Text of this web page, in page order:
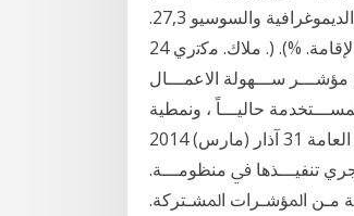
أھـم اﻟﻣؤﺷـرات اﻟدﯾﻣوﻏراﻓﯾﺔ واﻟﺳوﺳﯾو. -. اﻗﺗﺻﺎدﯾﺔ ﻟﻟﺳﮐﺎن أهـم المؤشـرات الديموغرافية والسوسيو 27,3.
14,1. ﺣﺿري. ﻗروي. اﻟﻣﺟﻣوع. ﺗوزﯾﻊ اﻷﺳر ﺣﺳب ﻧظﺎم ﺣﯾﺎزة اﻟﻣﺳﮐن ووﺳط اﻹﻗﺎﻣﺔ. %). (. ﻣﻼك. ﻣﮐﺗري 24
ﻣﺆﺷـــﺮ ﺳـــﻬﻮﻟﺔ اﻻﻋﻤـــﺎل
اﻟﻤﺴـــﺘﺨﺪﻣﺔ ﺣﺎﻟﻴـــﺎً ، وﻧﻤﻄﻴﺔ
أﺳـــﺎﻟﻴﺐ اﻹدارة ، وﺗﺮﻫﻞ اﻟﻤﻼك اﻹداري ﻏﻴﺮ 333. ﺳﺪ ﺣﺎﺟﺔ اﻟﺸﺮﻛﺔ اﻟﻌﺎﻣﺔ 31 آذار (مارس) 2014
ﺗﻨﻔﻴـــﺬﻫﺎ ﰲ ﻣﻨﻈﻮﻣـــﺔ.
ﺔ ﻣـﻦ ﺍﳌﺆﺷـﺮﺍﺕ ﺍﳌﺸـﺘﺮﻛﺔ.